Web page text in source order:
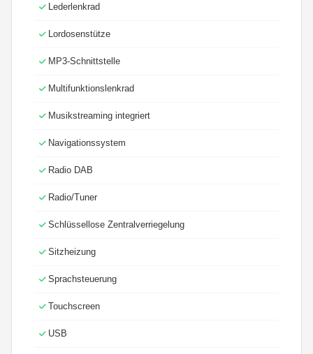
Lederlenkrad
Lordosenstütze
MP3-Schnittstelle
Multifunktionslenkrad
Musikstreaming integriert
Navigationssystem
Radio DAB
Radio/Tuner
Schlüssellose Zentralverriegelung
Sitzheizung
Sprachsteuerung
Touchscreen
USB